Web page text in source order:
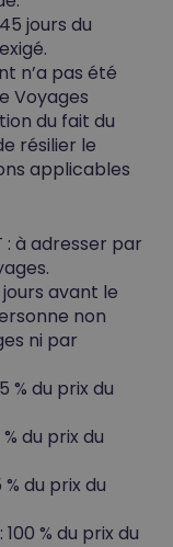
jours du
n’a pas été
Voyages
du fait du
résilier le
applicables
: à adresser par
jours avant le
non
ni par
% du prix du
du prix du
du prix du
% du prix du